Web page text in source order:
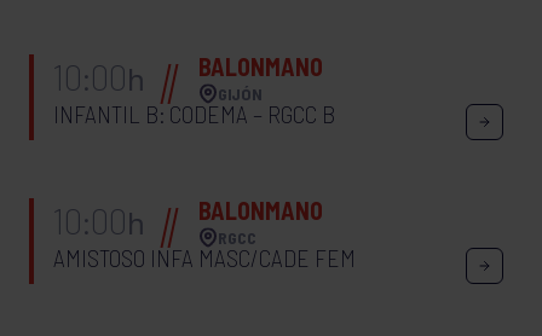
10:00h BALONMANO
GIJÓN
INFANTIL B: CODEMA – RGCC B
10:00h BALONMANO
RGCC
AMISTOSO INFA MASC/CADE FEM